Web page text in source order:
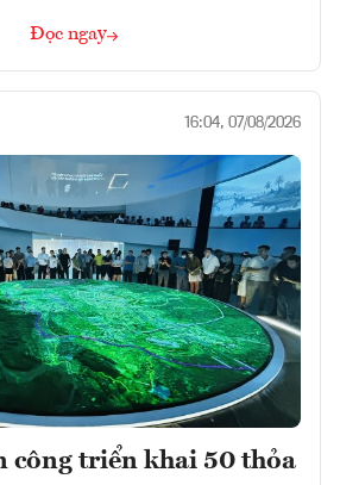
Đọc ngay
16:04, 07/08/2026
công triển khai 50 thỏa